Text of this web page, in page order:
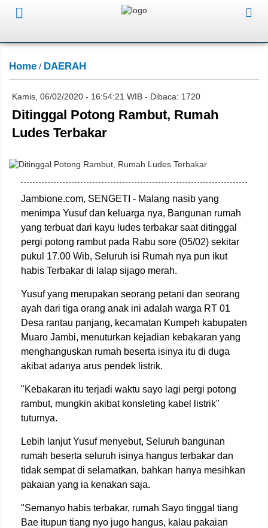
Home / DAERAH
Kamis, 06/02/2020 - 16:54:21 WIB - Dibaca: 1720
Ditinggal Potong Rambut, Rumah
Ludes Terbakar
Jambione.com, SENGETI - Malang nasib yang
menimpa Yusuf dan keluarga nya, Bangunan rumah
yang terbuat dari kayu ludes terbakar saat ditinggal
pergi potong rambut pada Rabu sore (05/02) sekitar
pukul 17.00 Wib, Seluruh isi Rumah nya pun ikut
habis Terbakar di lalap sijago merah.
Yusuf yang merupakan seorang petani dan seorang
ayah dari tiga orang anak ini adalah warga RT 01
Desa rantau panjang, kecamatan Kumpeh kabupaten
Muaro Jambi, menuturkan kejadian kebakaran yang
menghanguskan rumah beserta isinya itu di duga
akibat adanya arus pendek listrik.
"Kebakaran itu terjadi waktu sayo lagi pergi potong
rambut, mungkin akibat konsleting kabel listrik"
tuturnya.
Lebih lanjut Yusuf menyebut, Seluruh bangunan
rumah beserta seluruh isinya hangus terbakar dan
tidak sempat di selamatkan, bahkan hanya mesihkan
pakaian yang ia kenakan saja.
"Semanyo habis terbakar, rumah Sayo tinggal tiang
Bae itupun tiang nyo jugo hangus, kalau pakaian